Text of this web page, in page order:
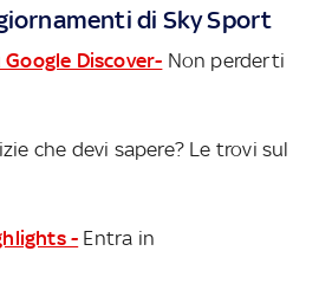
di Sky Sport
Discover- Non perderti
che devi sapere? Le trovi sul
- Entra in